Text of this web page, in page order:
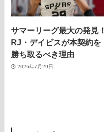
サマーリーグ最大の発見！
RJ・デイビスが本契約を
勝ち取るべき理由
2026年7月29日